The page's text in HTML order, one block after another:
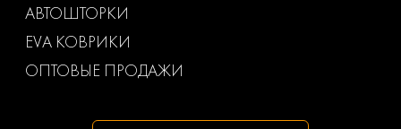
АВТОШТОРКИ
EVA КОВРИКИ
ОПТОВЫЕ ПРОДАЖИ